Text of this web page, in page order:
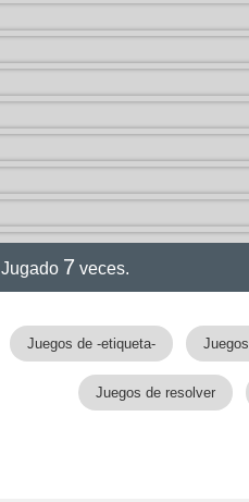
Jugado 7 veces.
Juegos de -etiqueta-
Juegos de resolver